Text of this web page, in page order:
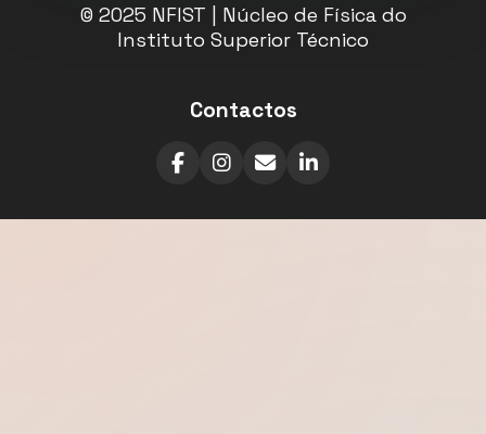
© 2025 NFIST | Núcleo de Física do
Instituto Superior Técnico
Contactos